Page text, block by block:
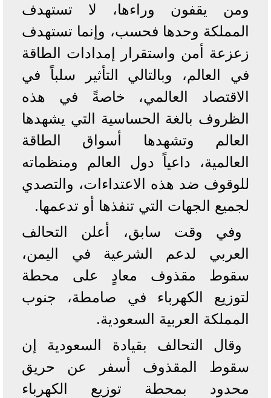
ومن يقفون وراءها، لا تستهدف
المملكة وحدها فحسب، وإنما تستهدف
زعزعة أمن واستقرار إمدادات الطاقة
في العالم، وبالتالي التأثير سلباً في
الاقتصاد العالمي، خاصةً في هذه
الظروف بالغة الحساسية التي يشهدها
العالم وتشهدها أسواق الطاقة
العالمية، داعياً دول العالم ومنظماته
للوقوف ضد هذه الاعتداءات، والتصدي
لجميع الجهات التي تنفذها أو تدعمها.
وفي وقت سابق، أعلن التحالف
العربي لدعم الشرعية في اليمن،
سقوط مقذوف معادٍ على محطة
لتوزيع الكهرباء في صامطة، جنوب
المملكة العربية السعودية.
وقال التحالف بقيادة السعودية إن
سقوط المقذوف أسفر عن حريق
محدود بمحطة توزيع الكهرباء